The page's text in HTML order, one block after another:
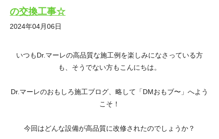
の交換工事☆
2024年04月06日
いつもDr.マーレの高品質な施工例を楽しみになさっている方
も、そうでない方もこんにちは。
Dr.マーレのおもしろ施工ブログ、略して「DMおもブ〜」へよう
こそ！
今回はどんな設備が高品質に改修されたのでしょうか？